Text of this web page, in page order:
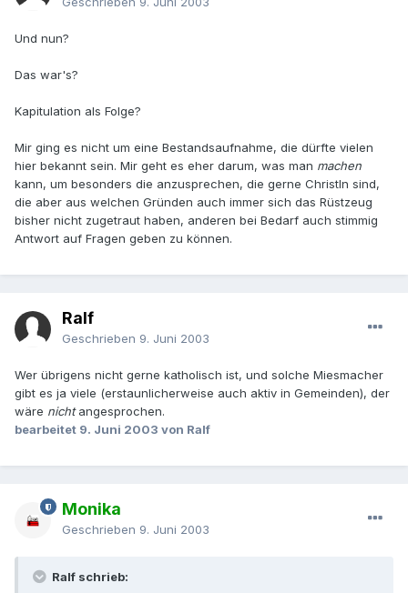
Und nun?
Das war's?
Kapitulation als Folge?
Mir ging es nicht um eine Bestandsaufnahme, die dürfte vielen
hier bekannt sein. Mir geht es eher darum, was man machen
kann, um besonders die anzusprechen, die gerne ChristIn sind,
die aber aus welchen Gründen auch immer sich das Rüstzeug
bisher nicht zugetraut haben, anderen bei Bedarf auch stimmig
Antwort auf Fragen geben zu können.
Ralf
Geschrieben 9. Juni 2003
Wer übrigens nicht gerne katholisch ist, und solche Miesmacher
gibt es ja viele (erstaunlicherweise auch aktiv in Gemeinden), der
wäre nichtangesprochen.
bearbeitet 9. Juni 2003 von Ralf
Monika
Geschrieben 9. Juni 2003
Ralf schrieb: